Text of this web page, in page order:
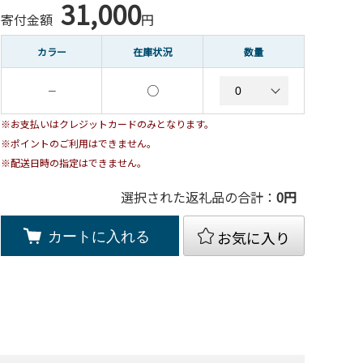
寄付金額 31,000円
カラー 在庫状況 数量
－ ○
※お支払いはクレジットカードのみとなります。
※ポイントのご利用はできません。
※配送日時の指定はできません。
選択された返礼品の合計： 0円
カートに入れる お気に入り